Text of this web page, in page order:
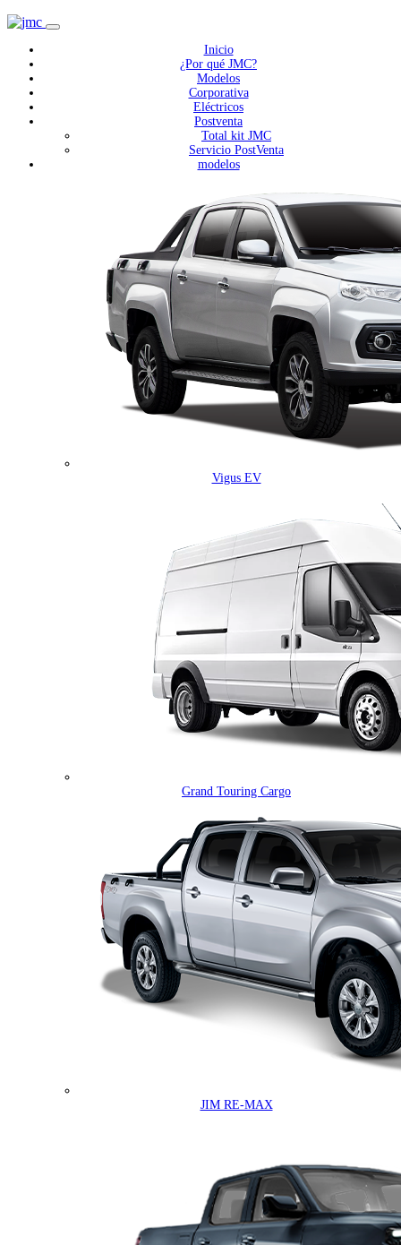
Inicio
¿Por qué JMC?
Modelos
Corporativa
Eléctricos
Postventa
Total kit JMC
Servicio PostVenta
modelos
Vigus EV
Grand Touring Cargo
JIM RE-MAX